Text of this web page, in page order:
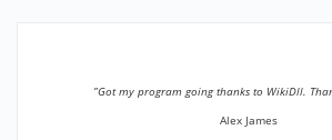
”Got my program going thanks to WikiDll.
Alex James